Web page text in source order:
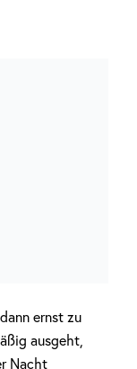
ernst zu
ausgeht,
Nacht